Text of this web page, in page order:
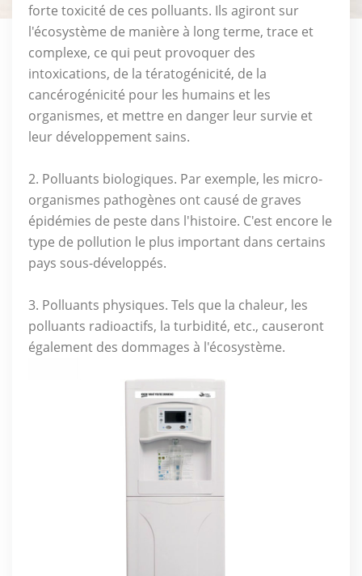
forte toxicité de ces polluants. Ils agiront sur
l'écosystème de manière à long terme, trace et
complexe, ce qui peut provoquer des
intoxications, de la tératogénicité, de la
cancérogénicité pour les humains et les
organismes, et mettre en danger leur survie et
leur développement sains.
2. Polluants biologiques. Par exemple, les micro-
organismes pathogènes ont causé de graves
épidémies de peste dans l'histoire. C'est encore le
type de pollution le plus important dans certains
pays sous-développés.
3. Polluants physiques. Tels que la chaleur, les
polluants radioactifs, la turbidité, etc., causeront
également des dommages à l'écosystème.